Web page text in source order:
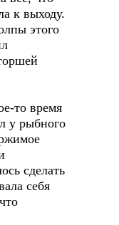
к выходу.
этого
то время
у рыбного
сделать
себя